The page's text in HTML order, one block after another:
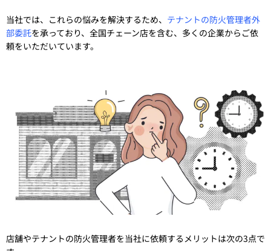
当社では、これらの悩みを解決するため、 テナントの防火管理者外
部委託を承っており、全国チェーン店を含む、多くの企業からご依
頼をいただいています。
店舗やテナントの防火管理者を当社に依頼するメリットは次の3点で